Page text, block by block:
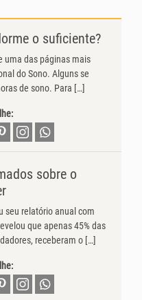
o suficiente?
uma das páginas mais
do Sono. Alguns se
de sono. Para […]
sobre o
seu relatório anual com
que apenas 45% das
receberam o […]